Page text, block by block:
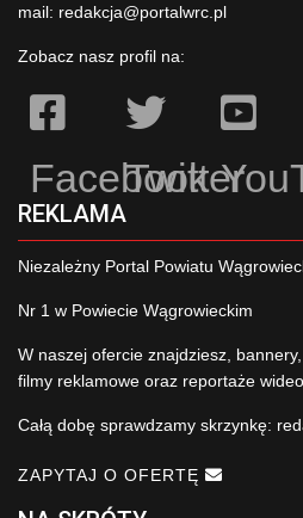
mail: redakcja@portalwrc.pl
Zobacz nasz profil na:
Facebook
Twitter
REKLAMA
Niezależny Portal Powiatu
Nr 1 w Powiecie Wągrowieckim
W naszej ofercie znajdziesz,
filmy reklamowe oraz reportaże wideo.
Całą dobę sprawdzamy skrzynkę:
ZAPYTAJ O OFERTĘ